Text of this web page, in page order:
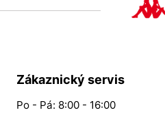
Zákaznický servis
Po - Pá: 8:00 - 16:00